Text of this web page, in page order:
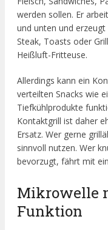
werden sollen. Er
und unten und
Steak, Toasts oder
Heißluft-Fritteuse.
Allerdings kann ein
verteilten Snacks wie
Tiefkühlprodukte
Kontaktgrill ist daher
Ersatz. Wer gerne
sinnvoll nutzen. Wer
bevorzugt, fährt mit
Mikrowelle
Funktion